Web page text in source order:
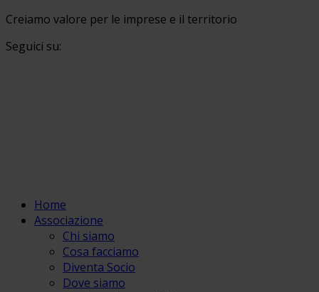
Creiamo valore per le imprese e il territorio
Seguici su:
Home
Associazione
Chi siamo
Cosa facciamo
Diventa Socio
Dove siamo